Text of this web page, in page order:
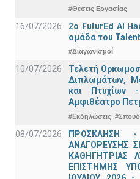
#Θέσεις Εργασίας
16/07/2026
2o FuturEd AI
ομάδα του
#Διαγωνισμοί
10/07/2026
Τελετή
Διπλωμάτων,
και Πτυχίων
Αμφιθέατρο
#Εκδηλώσεις
08/07/2026
ΠΡΟΣΚΛΗΣΗ
ΑΝΑΓΟΡΕΥΣΗΣ
ΚΑΘΗΓΗΤΡΙΑΣ
ΕΠΙΣΤΗΜΗΣ